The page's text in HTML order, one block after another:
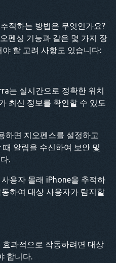
적하는 방법은 무엇인가요?
펜싱 기능과 같은 몇 가지 장
할 고려 사항도 있습니다:
는 실시간으로 정확한 위치
최신 정보를 확인할 수 있도
하면 지오펜스를 설정하고
알림을 수신하여 보안 및
.
용자 몰래 iPhone을 추적하
하여 대상 사용자가 탐지할
효과적으로 작동하려면 대상
합니다.